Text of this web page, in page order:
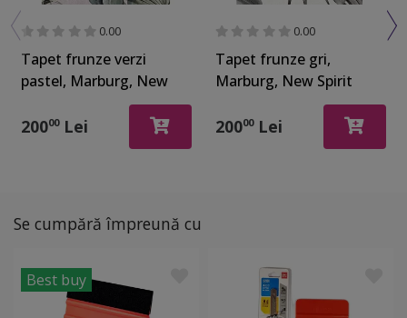
0.00
Tapet frunze verzi
pastel, Marburg, New
20000Lei
0.00
Tapet frunze gri,
Marburg, New Spirit
20000Lei
Se cumpără împreună cu
Best buy